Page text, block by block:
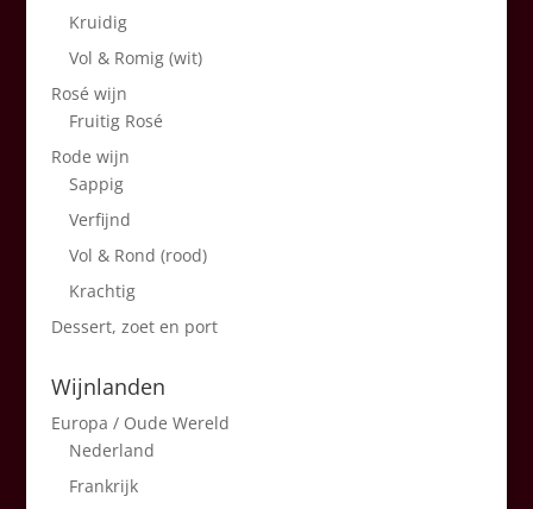
Kruidig
Vol & Romig (wit)
Rosé wijn
Fruitig Rosé
Rode wijn
Sappig
Verfijnd
Vol & Rond (rood)
Krachtig
Dessert, zoet en port
Wijnlanden
Europa / Oude Wereld
Nederland
Frankrijk